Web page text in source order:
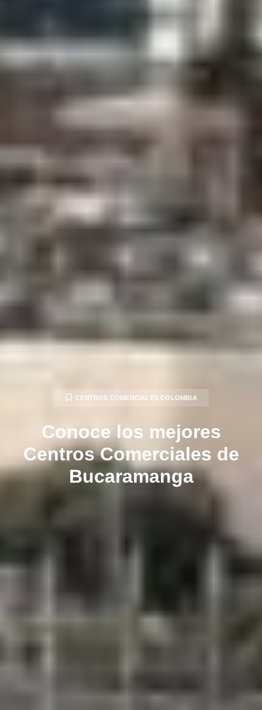
CENTROS COMERCIALES COLOMBIA
Conoce los mejores
Centros Comerciales de
Bucaramanga